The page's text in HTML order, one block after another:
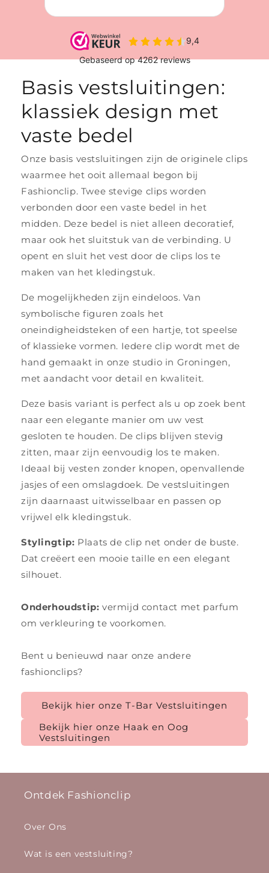
Basis vestsluitingen:
klassiek design met
vaste bedel
Onze basis vestsluitingen zijn de originele clips
waarmee het ooit allemaal begon bij
Fashionclip. Twee stevige clips worden
verbonden door een vaste bedel in het
midden. Deze bedel is niet alleen decoratief,
maar ook het sluitstuk van de verbinding. U
opent en sluit het vest door de clips los te
maken van het kledingstuk.
De mogelijkheden zijn eindeloos. Van
symbolische figuren zoals het
oneindigheidsteken of een hartje, tot speelse
of klassieke vormen. Iedere clip wordt met de
hand gemaakt in onze studio in Groningen,
met aandacht voor detail en kwaliteit.
Deze basis variant is perfect als u op zoek bent
naar een elegante manier om uw vest
gesloten te houden. De clips blijven stevig
zitten, maar zijn eenvoudig los te maken.
Ideaal bij vesten zonder knopen, openvallende
jasjes of een omslagdoek. De vestsluitingen
zijn daarnaast uitwisselbaar en passen op
vrijwel elk kledingstuk.
Stylingtip: Plaats de clip net onder de buste.
Dat creëert een mooie taille en een elegant
silhouet.
Onderhoudstip: vermijd contact met parfum
om verkleuring te voorkomen.
Bent u benieuwd naar onze andere
fashionclips?
Bekijk hier onze T-Bar Vestsluitingen
Bekijk hier onze Haak en Oog
Vestsluitingen
Ontdek Fashionclip
Over Ons
Wat is een vestsluiting?